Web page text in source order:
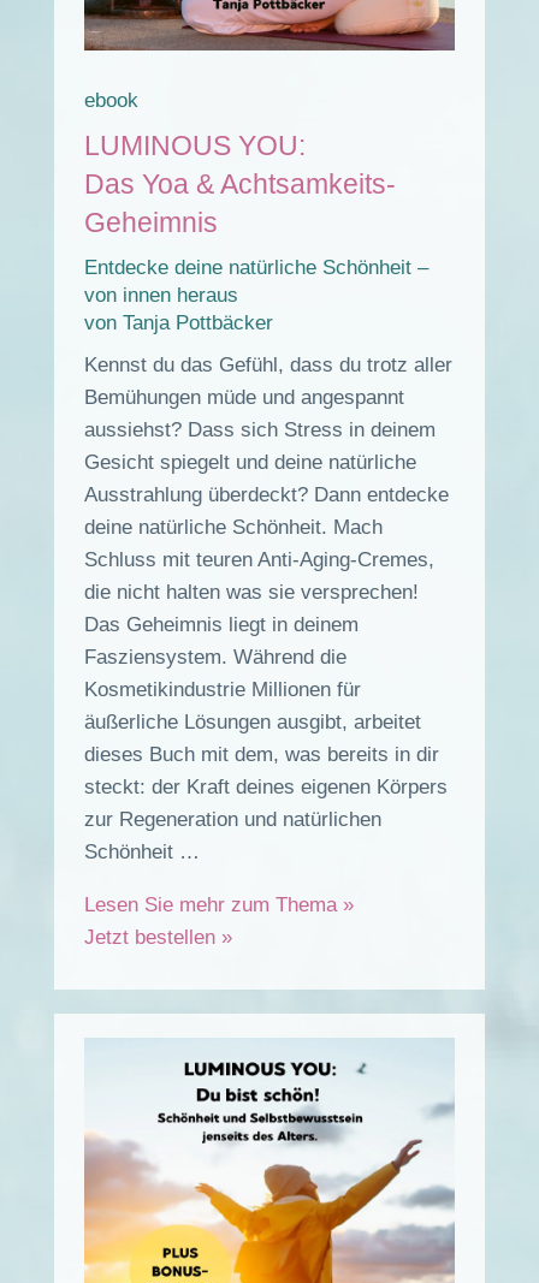
ebook
LUMINOUS YOU:
Das Yoa & Achtsamkeits-
Geheimnis
Entdecke deine natürliche Schönheit –
von innen heraus
von Tanja Pottbäcker
Kennst du das Gefühl, dass du trotz aller
Bemühungen müde und angespannt
aussiehst? Dass sich Stress in deinem
Gesicht spiegelt und deine natürliche
Ausstrahlung überdeckt? Dann entdecke
deine natürliche Schönheit. Mach
Schluss mit teuren Anti-Aging-Cremes,
die nicht halten was sie versprechen!
Das Geheimnis liegt in deinem
Fasziensystem. Während die
Kosmetikindustrie Millionen für
äußerliche Lösungen ausgibt, arbeitet
dieses Buch mit dem, was bereits in dir
steckt: der Kraft deines eigenen Körpers
zur Regeneration und natürlichen
Schönheit …
Lesen Sie mehr zum Thema »
Jetzt bestellen »